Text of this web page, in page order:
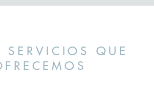
SERVICIOS QUE